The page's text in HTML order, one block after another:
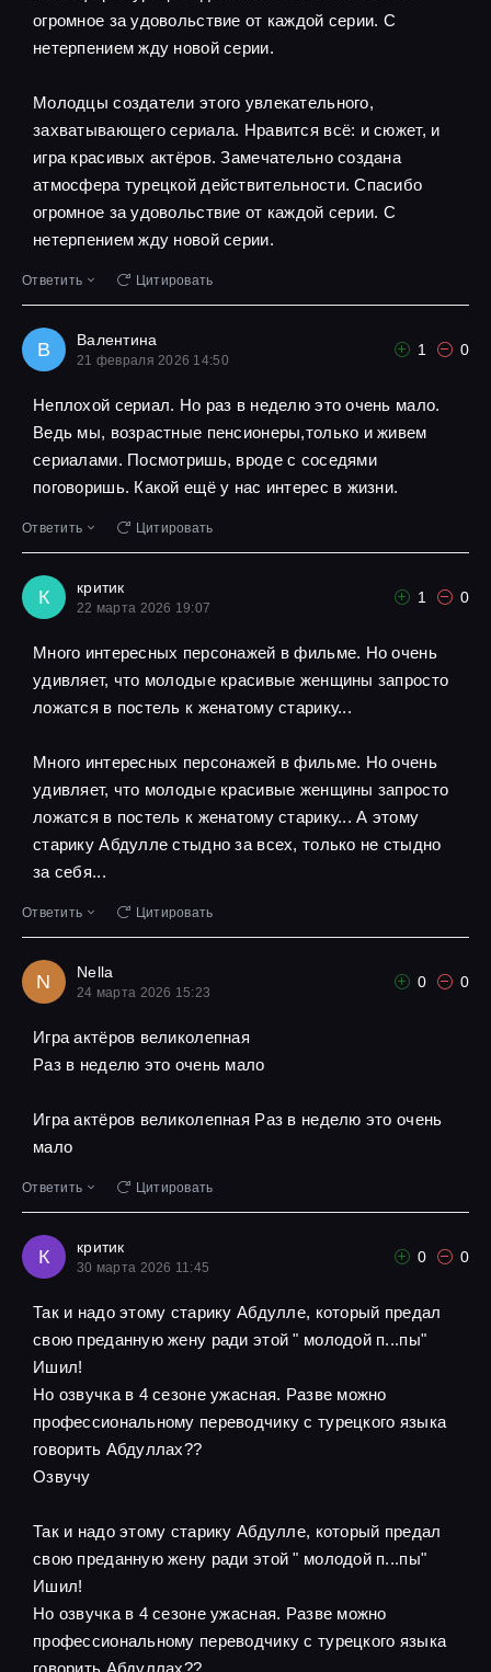
огромное за удовольствие от каждой серии. С
нетерпением жду новой серии.
Молодцы создатели этого увлекательного,
захватывающего сериала. Нравится всё: и сюжет, и
игра красивых актёров. Замечательно создана
атмосфера турецкой действительности. Спасибо
огромное за удовольствие от каждой серии. С
нетерпением жду новой серии.
Ответить Цитировать
В Валентина
21 февраля 2026 14:50
1 0
Неплохой сериал. Но раз в неделю это очень мало.
Ведь мы, возрастные пенсионеры,только и живем
сериалами. Посмотришь, вроде с соседями
поговоришь. Какой ещё у нас интерес в жизни.
Ответить Цитировать
К критик
22 марта 2026 19:07
1 0
Много интересных персонажей в фильме. Но очень
удивляет, что молодые красивые женщины запросто
ложатся в постель к женатому старику...
Много интересных персонажей в фильме. Но очень
удивляет, что молодые красивые женщины запросто
ложатся в постель к женатому старику... А этому
старику Абдулле стыдно за всех, только не стыдно
за себя...
Ответить Цитировать
N Nella
24 марта 2026 15:23
0 0
Игра актёров великолепная
Pаз в неделю это очень мало
Игра актёров великолепная Pаз в неделю это очень
мало
Ответить Цитировать
К критик
30 марта 2026 11:45
0 0
Так и надо этому старику Абдулле, который предал
свою преданную жену ради этой " молодой п...пы"
Ишил!
Но озвучка в 4 сезоне ужасная. Разве можно
профессиональному переводчику с турецкого языка
говорить Абдуллах??
Озвучу
Так и надо этому старику Абдулле, который предал
свою преданную жену ради этой " молодой п...пы"
Ишил!
Но озвучка в 4 сезоне ужасная. Разве можно
профессиональному переводчику с турецкого языка
говорить Абдуллах??